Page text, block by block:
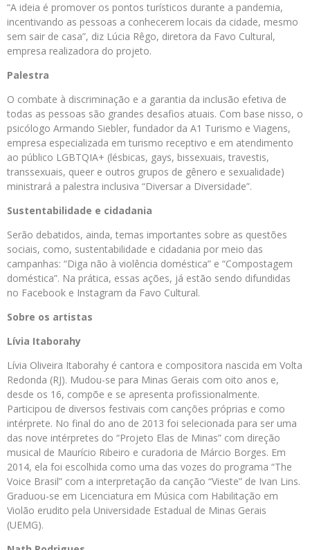
“A ideia é promover os pontos turísticos durante a pandemia,
incentivando as pessoas a conhecerem locais da cidade, mesmo
sem sair de casa”, diz Lúcia Rêgo, diretora da Favo Cultural,
empresa realizadora do projeto.
Palestra
O combate à discriminação e a garantia da inclusão efetiva de
todas as pessoas são grandes desafios atuais. Com base nisso, o
psicólogo Armando Siebler, fundador da A1 Turismo e Viagens,
empresa especializada em turismo receptivo e em atendimento
ao público LGBTQIA+ (lésbicas, gays, bissexuais, travestis,
transsexuais, queer e outros grupos de gênero e sexualidade)
ministrará a palestra inclusiva “Diversar a Diversidade”.
Sustentabilidade e cidadania
Serão debatidos, ainda, temas importantes sobre as questões
sociais, como, sustentabilidade e cidadania por meio das
campanhas: “Diga não à violência doméstica” e “Compostagem
doméstica”. Na prática, essas ações, já estão sendo difundidas
no Facebook e Instagram da Favo Cultural.
Sobre os artistas
Lívia Itaborahy
Lívia Oliveira Itaborahy é cantora e compositora nascida em Volta
Redonda (RJ). Mudou-se para Minas Gerais com oito anos e,
desde os 16, compõe e se apresenta profissionalmente.
Participou de diversos festivais com canções próprias e como
intérprete. No final do ano de 2013 foi selecionada para ser uma
das nove intérpretes do “Projeto Elas de Minas” com direção
musical de Maurício Ribeiro e curadoria de Márcio Borges. Em
2014, ela foi escolhida como uma das vozes do programa “The
Voice Brasil” com a interpretação da canção “Vieste” de Ivan Lins.
Graduou-se em Licenciatura em Música com Habilitação em
Violão erudito pela Universidade Estadual de Minas Gerais
(UEMG).